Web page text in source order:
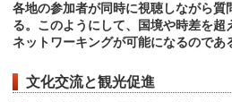
各地の参加者が同時に視聴しながら質
る。このようにして、国境や時差を超
ネットワーキングが可能になるのであ
文化交流と観光促進